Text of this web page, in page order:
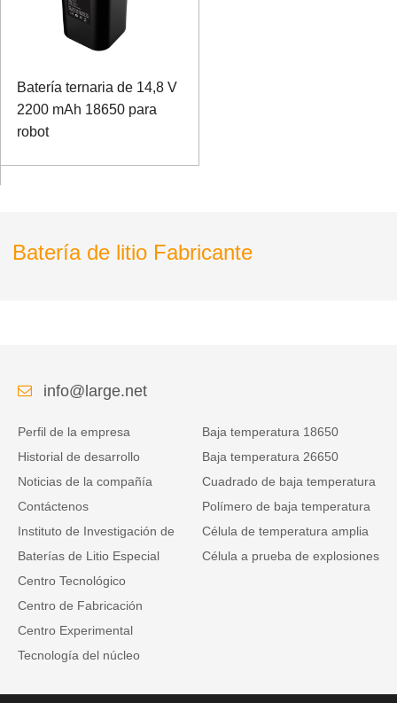
Batería ternaria de 14,8 V
2200 mAh 18650 para
robot
Batería de litio Fabricante
info@large.net
Perfil de la empresa
Historial de desarrollo
Noticias de la compañía
Contáctenos
Instituto de Investigación de
Baterías de Litio Especial
Centro Tecnológico
Centro de Fabricación
Centro Experimental
Tecnología del núcleo
Baja temperatura 18650
Baja temperatura 26650
Cuadrado de baja temperatura
Polímero de baja temperatura
Célula de temperatura amplia
Célula a prueba de explosiones